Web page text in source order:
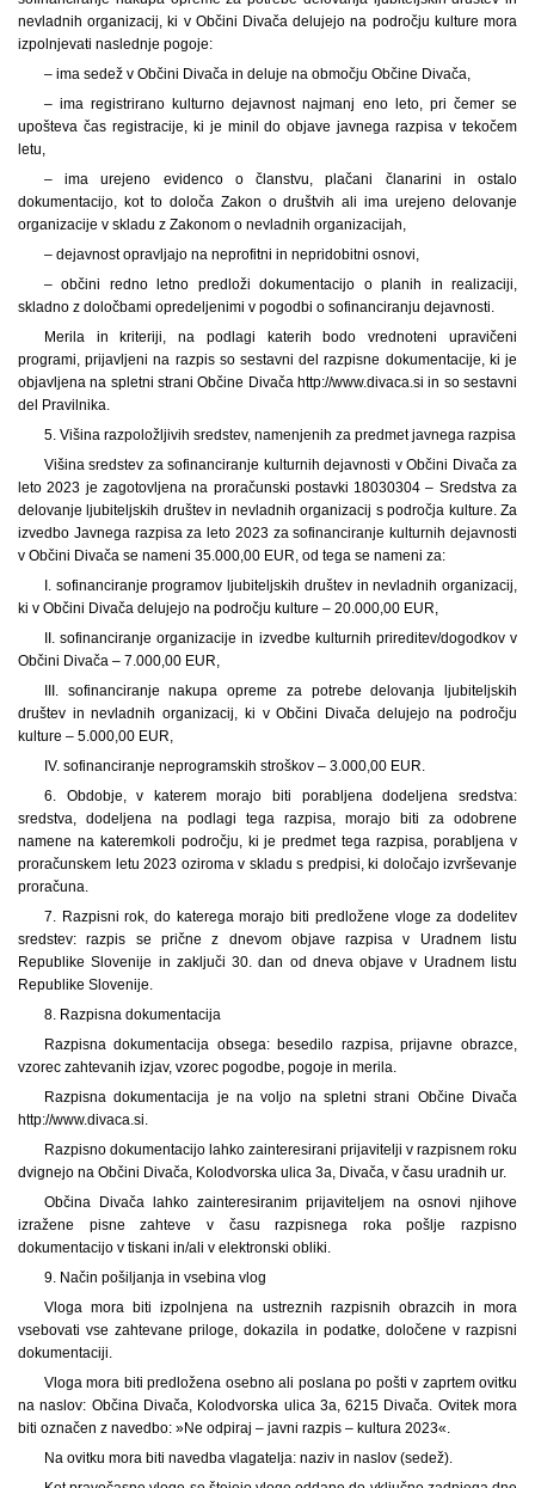
nevladnih organizacij, ki v Občini Divača delujejo na področju kulture mora
izpolnjevati naslednje pogoje:
– ima sedež v Občini Divača in deluje na območju Občine Divača,
– ima registrirano kulturno dejavnost najmanj eno leto, pri čemer se
upošteva čas registracije, ki je minil do objave javnega razpisa v tekočem
letu,
– ima urejeno evidenco o članstvu, plačani članarini in ostalo
dokumentacijo, kot to določa Zakon o društvih ali ima urejeno delovanje
organizacije v skladu z Zakonom o nevladnih organizacijah,
– dejavnost opravljajo na neprofitni in nepridobitni osnovi,
– občini redno letno predloži dokumentacijo o planih in realizaciji,
skladno z določbami opredeljenimi v pogodbi o sofinanciranju dejavnosti.
Merila in kriteriji, na podlagi katerih bodo vrednoteni upravičeni
programi, prijavljeni na razpis so sestavni del razpisne dokumentacije, ki je
objavljena na spletni strani Občine Divača http://www.divaca.si in so sestavni
del Pravilnika.
5. Višina razpoložljivih sredstev, namenjenih za predmet javnega razpisa
Višina sredstev za sofinanciranje kulturnih dejavnosti v Občini Divača za
leto 2023 je zagotovljena na proračunski postavki 18030304 – Sredstva za
delovanje ljubiteljskih društev in nevladnih organizacij s področja kulture. Za
izvedbo Javnega razpisa za leto 2023 za sofinanciranje kulturnih dejavnosti
v Občini Divača se nameni 35.000,00 EUR, od tega se nameni za:
I. sofinanciranje programov ljubiteljskih društev in nevladnih organizacij,
ki v Občini Divača delujejo na področju kulture – 20.000,00 EUR,
II. sofinanciranje organizacije in izvedbe kulturnih prireditev/dogodkov v
Občini Divača – 7.000,00 EUR,
III. sofinanciranje nakupa opreme za potrebe delovanja ljubiteljskih
društev in nevladnih organizacij, ki v Občini Divača delujejo na področju
kulture – 5.000,00 EUR,
IV. sofinanciranje neprogramskih stroškov – 3.000,00 EUR.
6. Obdobje, v katerem morajo biti porabljena dodeljena sredstva:
sredstva, dodeljena na podlagi tega razpisa, morajo biti za odobrene
namene na kateremkoli področju, ki je predmet tega razpisa, porabljena v
proračunskem letu 2023 oziroma v skladu s predpisi, ki določajo izvrševanje
proračuna.
7. Razpisni rok, do katerega morajo biti predložene vloge za dodelitev
sredstev: razpis se prične z dnevom objave razpisa v Uradnem listu
Republike Slovenije in zaključi 30. dan od dneva objave v Uradnem listu
Republike Slovenije.
8. Razpisna dokumentacija
Razpisna dokumentacija obsega: besedilo razpisa, prijavne obrazce,
vzorec zahtevanih izjav, vzorec pogodbe, pogoje in merila.
Razpisna dokumentacija je na voljo na spletni strani Občine Divača
http://www.divaca.si.
Razpisno dokumentacijo lahko zainteresirani prijavitelji v razpisnem roku
dvignejo na Občini Divača, Kolodvorska ulica 3a, Divača, v času uradnih ur.
Občina Divača lahko zainteresiranim prijaviteljem na osnovi njihove
izražene pisne zahteve v času razpisnega roka pošlje razpisno
dokumentacijo v tiskani in/ali v elektronski obliki.
9. Način pošiljanja in vsebina vlog
Vloga mora biti izpolnjena na ustreznih razpisnih obrazcih in mora
vsebovati vse zahtevane priloge, dokazila in podatke, določene v razpisni
dokumentaciji.
Vloga mora biti predložena osebno ali poslana po pošti v zaprtem ovitku
na naslov: Občina Divača, Kolodvorska ulica 3a, 6215 Divača. Ovitek mora
biti označen z navedbo: »Ne odpiraj – javni razpis – kultura 2023«.
Na ovitku mora biti navedba vlagatelja: naziv in naslov (sedež).